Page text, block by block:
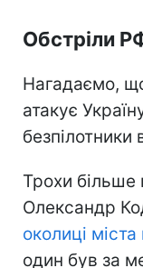
Обстріли
Нагадаємо,
атакує
безпілотники
Трохи
Олександр
околиці
один був за